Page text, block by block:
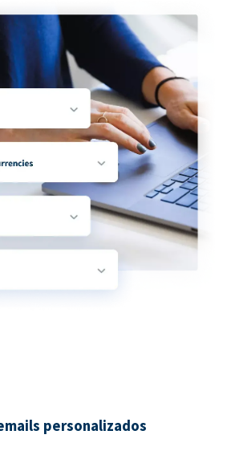
personalizados